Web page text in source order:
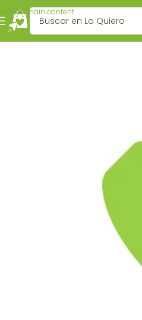
Skip to main content